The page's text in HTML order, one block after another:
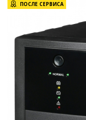
ПОСЛЕ СЕРВИСА